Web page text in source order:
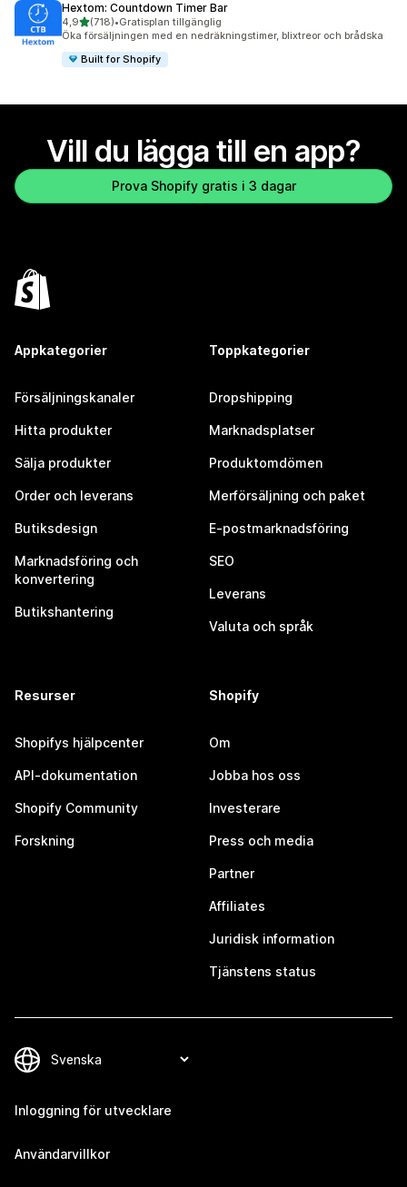
Hextom: Countdown Timer Bar
4,9av 5 stjärnor
(718)
718 recensioner totalt
•Gratisplan tillgänglig
Öka försäljningen med en nedräkningstimer, blixtreor och brådska
Built for Shopify
Vill du lägga till en app?
Prova Shopify gratis i 3 dagar
Appkategorier
Försäljningskanaler
Hitta produkter
Sälja produkter
Order och leverans
Butiksdesign
Marknadsföring och
konvertering
Butikshantering
Toppkategorier
Dropshipping
Marknadsplatser
Produktomdömen
Merförsäljning och paket
E-postmarknadsföring
SEO
Leverans
Valuta och språk
Resurser
Shopifys hjälpcenter
API-dokumentation
Shopify Community
Forskning
Shopify
Om
Jobba hos oss
Investerare
Press och media
Partner
Affiliates
Juridisk information
Tjänstens status
Inloggning för utvecklare
Användarvillkor